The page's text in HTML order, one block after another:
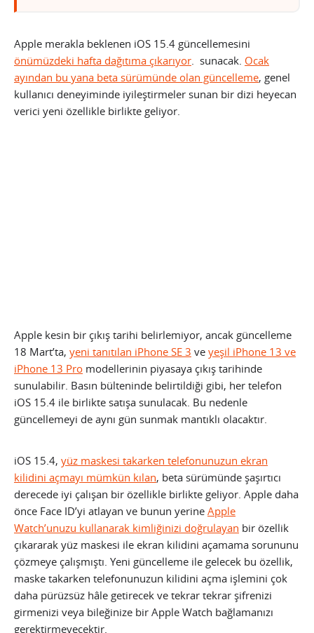
Apple merakla beklenen iOS 15.4 güncellemesini
önümüzdeki hafta dağıtıma çıkarıyor. sunacak. Ocak
ayından bu yana beta sürümünde olan güncelleme, genel
kullanıcı deneyiminde iyileştirmeler sunan bir dizi heyecan
verici yeni özellikle birlikte geliyor.
Apple kesin bir çıkış tarihi belirlemiyor, ancak güncelleme
18 Mart’ta, yeni tanıtılan iPhone SE 3 ve yeşil iPhone 13 ve
iPhone 13 Pro modellerinin piyasaya çıkış tarihinde
sunulabilir. Basın bülteninde belirtildiği gibi, her telefon
iOS 15.4 ile birlikte satışa sunulacak. Bu nedenle
güncellemeyi de aynı gün sunmak mantıklı olacaktır.
iOS 15.4, yüz maskesi takarken telefonunuzun ekran
kilidini açmayı mümkün kılan, beta sürümünde şaşırtıcı
derecede iyi çalışan bir özellikle birlikte geliyor. Apple daha
önce Face ID’yi atlayan ve bunun yerine Apple
Watch’unuzu kullanarak kimliğinizi doğrulayan bir özellik
çıkararak yüz maskesi ile ekran kilidini açamama sorununu
çözmeye çalışmıştı. Yeni güncelleme ile gelecek bu özellik,
maske takarken telefonunuzun kilidini açma işlemini çok
daha pürüzsüz hâle getirecek ve tekrar tekrar şifrenizi
girmenizi veya bileğinize bir Apple Watch bağlamanızı
gerektirmeyecektir.